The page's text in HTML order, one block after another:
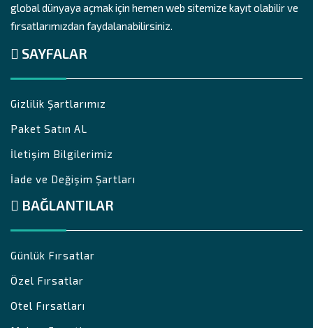
global dünyaya açmak için hemen web sitemize kayıt olabilir ve
fırsatlarımızdan faydalanabilirsiniz.
SAYFALAR
Gizlilik Şartlarımız
Paket Satın AL
İletişim Bilgilerimiz
İade ve Değişim Şartları
BAĞLANTILAR
Günlük Fırsatlar
Özel Fırsatlar
Otel Fırsatları